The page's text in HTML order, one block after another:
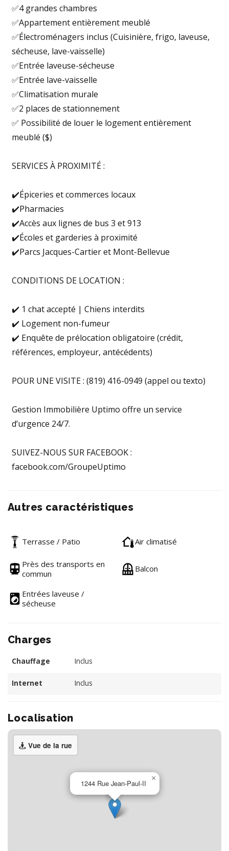
✅4 grandes chambres
✅Appartement entièrement meublé
✅Électroménagers inclus (Cuisinière, frigo, laveuse,
sécheuse, lave-vaisselle)
✅Entrée laveuse-sécheuse
✅Entrée lave-vaisselle
✅Climatisation murale
✅2 places de stationnement
✅ Possibilité de louer le logement entièrement
meublé ($)
SERVICES À PROXIMITÉ :
✔️Épiceries et commerces locaux
✔️Pharmacies
✔️Accès aux lignes de bus 3 et 913
✔️Écoles et garderies à proximité
✔️Parcs Jacques-Cartier et Mont-Bellevue
CONDITIONS DE LOCATION :
✔️ 1 chat accepté | Chiens interdits
✔️ Logement non-fumeur
✔️ Enquête de prélocation obligatoire (crédit,
références, employeur, antécédents)
POUR UNE VISITE : (819) 416-0949 (appel ou texto)
Gestion Immobilière Uptimo offre un service
d’urgence 24/7.
SUIVEZ-NOUS SUR FACEBOOK :
facebook.com/GroupeUptimo
Autres caractéristiques
Terrasse / Patio Air climatisé
Près des transports en
commun
Balcon
Entrées laveuse /
sécheuse
Charges
Chauffage Inclus
Internet Inclus
Localisation
Vue de la rue
1244 Rue Jean-Paul-II
×